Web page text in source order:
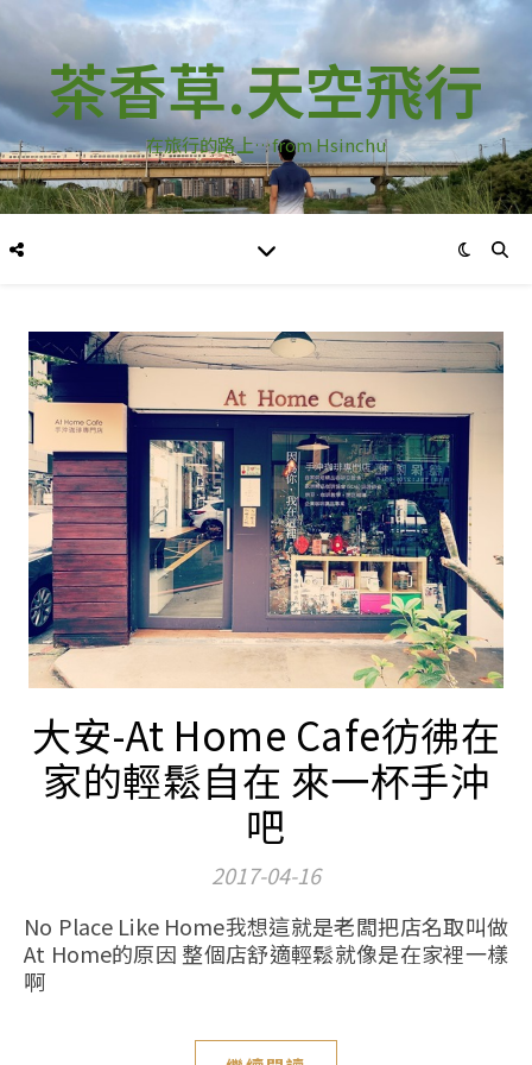
茶香草.天空飛行
在旅行的路上…from Hsinchu
大安-At Home Cafe彷彿在
家的輕鬆自在 來一杯手沖
吧
2017-04-16
No Place Like Home我想這就是老闆把店名取叫做
At Home的原因 整個店舒適輕鬆就像是在家裡一樣
啊